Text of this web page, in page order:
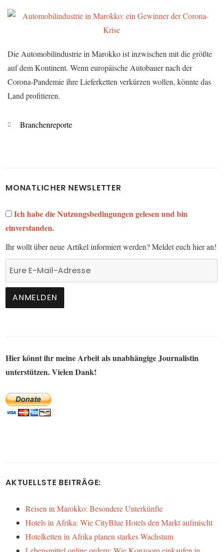
Die Automobilindustrie in Marokko ist inzwischen mit die größte
auf dem Kontinent. Wenn europäische Autobauer nach der
Corona-Pandemie ihre Lieferketten verkürzen wollen, könnte das
Land profitieren.
Kategorien
Branchenreporte
MONATLICHER NEWSLETTER
Ich habe die Nutzungsbedingungen gelesen und bin
einverstanden.
Ihr wollt über neue Artikel informiert werden? Meldet euch hier an!
Hier könnt ihr meine Arbeit als unabhängige Journalistin
unterstützen. Vielen Dank!
AKTUELLSTE BEITRÄGE:
Reisen in Marokko: Besondere Unterkünfte
Hotels in Afrika: Wie CityBlue Hotels den Markt aufmischt
Hotelketten in Afrika planen starkes Wachstum